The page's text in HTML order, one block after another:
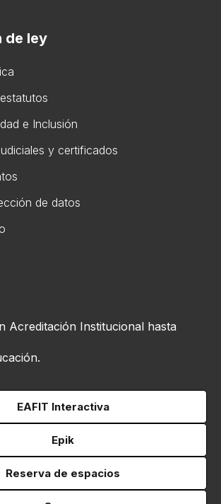
de ley
​e Inclusión
y certificados
de datos
Acreditación Institucional hasta
EAFIT Interactiva
Epik
Reserva de espacios